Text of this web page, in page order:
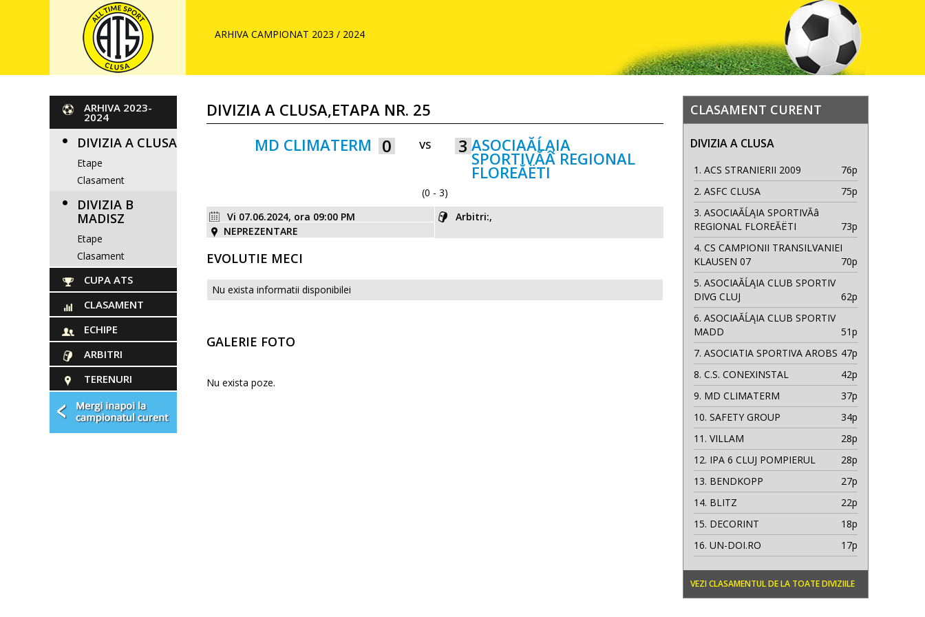
ARHIVA CAMPIONAT 2023 / 2024
ARHIVA 2023-
2024
DIVIZIA A CLUSA
Etape
Clasament
DIVIZIA B
MADISZ
Etape
Clasament
CUPA ATS
CLASAMENT
ECHIPE
ARBITRI
TERENURI
DIVIZIA A CLUSA,ETAPA NR. 25
MD CLIMATERM 0 VS 3ASOCIAĂĹĄIA
SPORTIVĂÂ REGIONAL
FLOREĂËTI
(0 - 3)
Vi 07.06.2024, ora 09:00 PM
NEPREZENTARE
Arbitri:,
EVOLUTIE MECI
Nu exista informatii disponibilei
GALERIE FOTO
Nu exista poze.
CLASAMENT CURENT
DIVIZIA A CLUSA
1. ACS STRANIERII 2009
76p
2. ASFC CLUSA
75p
3. ASOCIAĂĹĄIA SPORTIVĂâ
REGIONAL FLOREĂËTI
73p
4. CS CAMPIONII TRANSILVANIEI
KLAUSEN 07
70p
5. ASOCIAĂĹĄIA CLUB SPORTIV
DIVG CLUJ
62p
6. ASOCIAĂĹĄIA CLUB SPORTIV
MADD
51p
7. ASOCIATIA SPORTIVA AROBS 47p
8. C.S. CONEXINSTAL
42p
9. MD CLIMATERM
37p
10. SAFETY GROUP
34p
11. VILLAM
28p
12. IPA 6 CLUJ POMPIERUL
28p
13. BENDKOPP
27p
14. BLITZ
22p
15. DECORINT
18p
16. UN-DOI.RO 17p
VEZI CLASAMENTUL DE LA TOATE DIVIZIILE